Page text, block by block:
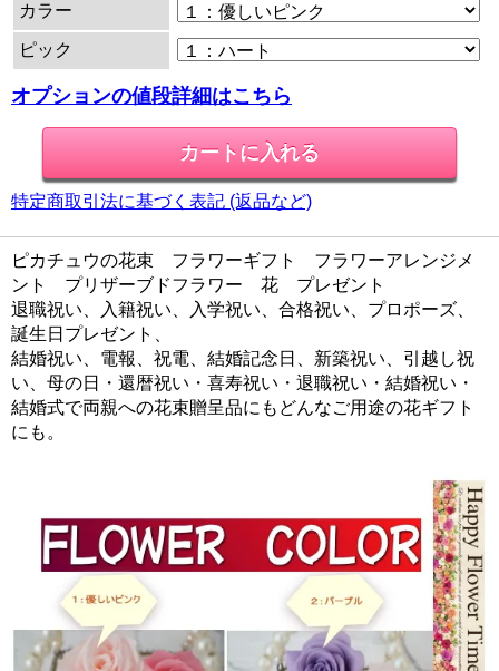
カラー
ピック
オプションの値段詳細はこちら
特定商取引法に基づく表記 (返品など)
ピカチュウの花束 フラワーギフト フラワーアレンジメ
ント プリザーブドフラワー 花 プレゼント
退職祝い、入籍祝い、入学祝い、合格祝い、プロポーズ、
誕生日プレゼント、
結婚祝い、電報、祝電、結婚記念日、新築祝い、引越し祝
い、母の日・還暦祝い・喜寿祝い・退職祝い・結婚祝い・
結婚式で両親への花束贈呈品にもどんなご用途の花ギフト
にも。